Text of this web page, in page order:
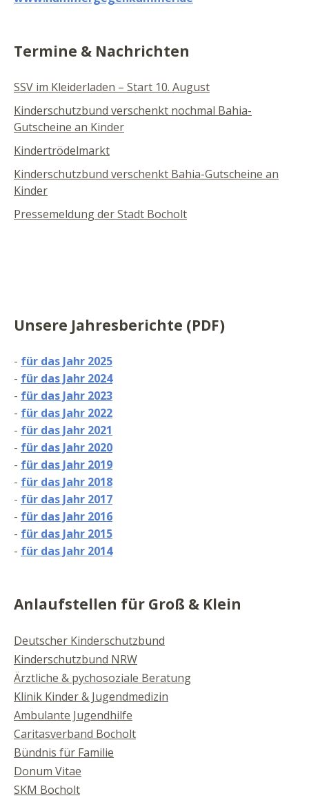
Termine & Nachrichten
SSV im Kleiderladen – Start 10. August
Kinderschutzbund verschenkt nochmal Bahia-
Gutscheine an Kinder
Kindertrödelmarkt
Kinderschutzbund verschenkt Bahia-Gutscheine an
Kinder
Pressemeldung der Stadt Bocholt
Unsere Jahresberichte (PDF)
- für das Jahr 2025
- für das Jahr 2024
- für das Jahr 2023
- für das Jahr 2022
- für das Jahr 2021
- für das Jahr 2020
- für das Jahr 2019
- für das Jahr 2018
- für das Jahr 2017
- für das Jahr 2016
- für das Jahr 2015
- für das Jahr 2014
Anlaufstellen für Groß & Klein
Deutscher Kinderschutzbund
Kinderschutzbund NRW
Ärztliche & pychosoziale Beratung
Klinik Kinder & Jugendmedizin
Ambulante Jugendhilfe
Caritasverband Bocholt
Bündnis für Familie
Donum Vitae
SKM Bocholt